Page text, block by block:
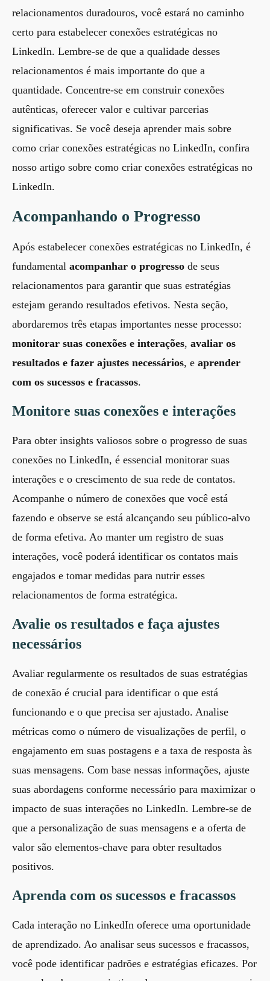
relacionamentos duradouros, você estará no caminho
certo para estabelecer conexões estratégicas no
LinkedIn. Lembre-se de que a qualidade desses
relacionamentos é mais importante do que a
quantidade. Concentre-se em construir conexões
autênticas, oferecer valor e cultivar parcerias
significativas. Se você deseja aprender mais sobre
como criar conexões estratégicas no LinkedIn, confira
nosso artigo sobre como criar conexões estratégicas no
LinkedIn.
Acompanhando o Progresso
Após estabelecer conexões estratégicas no LinkedIn, é
fundamental acompanhar o progresso de seus
relacionamentos para garantir que suas estratégias
estejam gerando resultados efetivos. Nesta seção,
abordaremos três etapas importantes nesse processo:
monitorar suas conexões e interações, avaliar os
resultados e fazer ajustes necessários, e aprender
com os sucessos e fracassos.
Monitore suas conexões e interações
Para obter insights valiosos sobre o progresso de suas
conexões no LinkedIn, é essencial monitorar suas
interações e o crescimento de sua rede de contatos.
Acompanhe o número de conexões que você está
fazendo e observe se está alcançando seu público-alvo
de forma efetiva. Ao manter um registro de suas
interações, você poderá identificar os contatos mais
engajados e tomar medidas para nutrir esses
relacionamentos de forma estratégica.
Avalie os resultados e faça ajustes
necessários
Avaliar regularmente os resultados de suas estratégias
de conexão é crucial para identificar o que está
funcionando e o que precisa ser ajustado. Analise
métricas como o número de visualizações de perfil, o
engajamento em suas postagens e a taxa de resposta às
suas mensagens. Com base nessas informações, ajuste
suas abordagens conforme necessário para maximizar o
impacto de suas interações no LinkedIn. Lembre-se de
que a personalização de suas mensagens e a oferta de
valor são elementos-chave para obter resultados
positivos.
Aprenda com os sucessos e fracassos
Cada interação no LinkedIn oferece uma oportunidade
de aprendizado. Ao analisar seus sucessos e fracassos,
você pode identificar padrões e estratégias eficazes. Por